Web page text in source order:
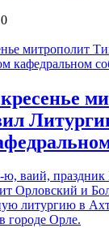
ваий, праздник
Орловский и
литургию в
городе Орле.